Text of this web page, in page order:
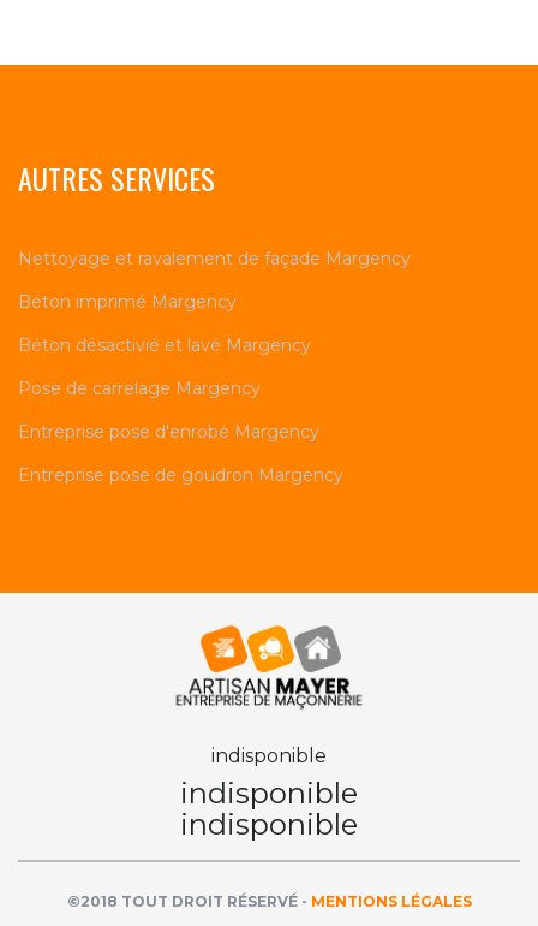
AUTRES SERVICES
Nettoyage et ravalement de façade Margency
Béton imprimé Margency
Béton désactivié et lavé Margency
Pose de carrelage Margency
Entreprise pose d'enrobé Margency
Entreprise pose de goudron Margency
indisponible
indisponible
indisponible
©2018 TOUT DROIT RÉSERVÉ - MENTIONS LÉGALES